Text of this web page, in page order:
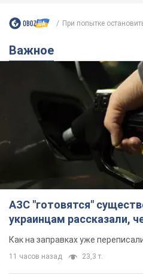
При попытке
Важное
АЗС "готовятся"
украинцам рассказали,
Как на заправках уже
11 часов назад 23,3 т.